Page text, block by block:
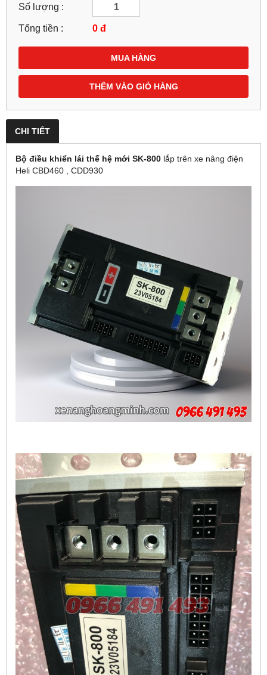
Số lượng :
Tổng tiền : 0 đ
MUA HÀNG
THÊM VÀO GIỎ HÀNG
CHI TIẾT
Bộ điều khiển lái thế hệ mới SK-800 lắp trên xe nâng điện
Heli CBD460 , CDD930